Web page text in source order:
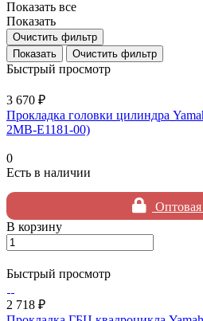
Показать все
Показать
Очистить фильтр
Очистить фильтр
Быстрый просмотр
3 670 ₽
Прокладка головки цилиндра
2MB-E1181-00)
0
Есть в наличии
Оптовая
В корзину
Быстрый просмотр
2 718 ₽